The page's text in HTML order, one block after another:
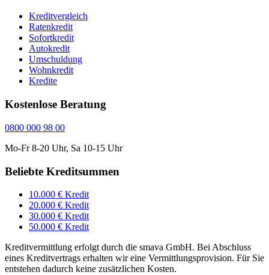
Kreditvergleich
Ratenkredit
Sofortkredit
Autokredit
Umschuldung
Wohnkredit
Kredite
Kostenlose Beratung
0800 000 98 00
Mo-Fr 8-20 Uhr, Sa 10-15 Uhr
Beliebte Kreditsummen
10.000 € Kredit
20.000 € Kredit
30.000 € Kredit
50.000 € Kredit
Kreditvermittlung erfolgt durch die smava GmbH. Bei Abschluss
eines Kreditvertrags erhalten wir eine Vermittlungsprovision. Für Sie
entstehen dadurch keine zusätzlichen Kosten.